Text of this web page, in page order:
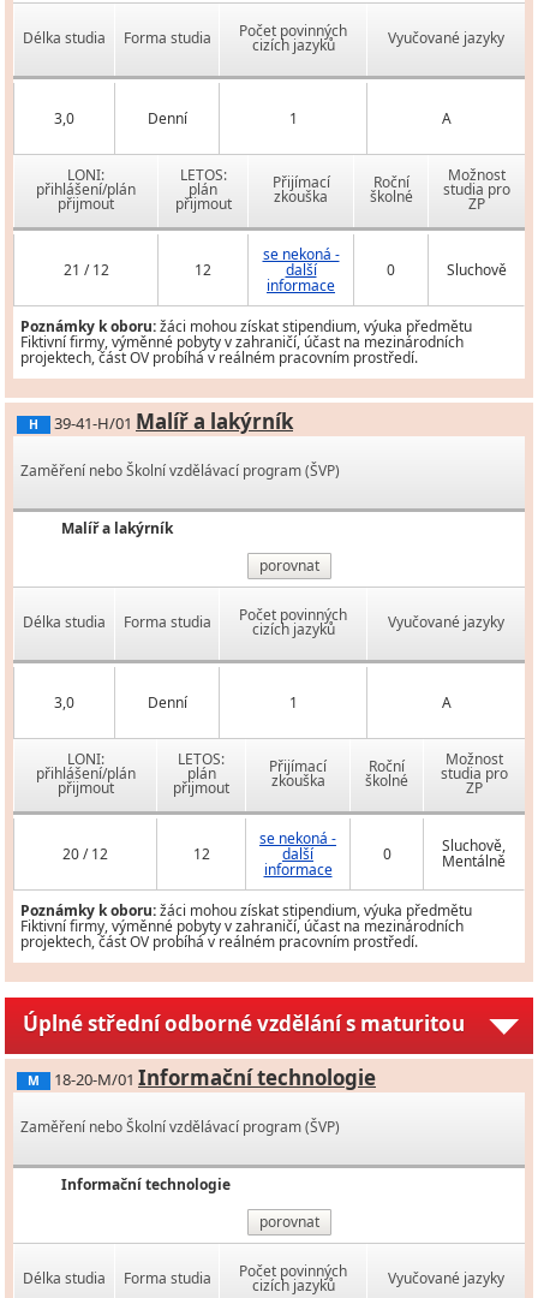
Délka studia Forma studia Počet povinných
cizích jazyků Vyučované jazyky
3,0 Denní 1 A
LONI:
přihlášení/plán
přijmout
LETOS:
plán
přijmout
Přijímací
zkouška
Roční
školné
Možnost
studia pro
ZP
21 / 12 12
se nekoná -
další
informace
0 Sluchově
Poznámky k oboru:žáci mohou získat stipendium, výuka předmětu
Fiktivní firmy, výměnné pobyty v zahraničí, účast na mezinárodních
projektech, část OV probíhá v reálném pracovním prostředí.
H 39-41-H/01 Malíř a lakýrník
Zaměření nebo Školní vzdělávací program (ŠVP)
Malíř a lakýrník
porovnat
Délka studia Forma studia Počet povinných
cizích jazyků Vyučované jazyky
3,0 Denní 1 A
LONI:
přihlášení/plán
přijmout
LETOS:
plán
přijmout
Přijímací
zkouška
Roční
školné
Možnost
studia pro
ZP
20 / 12 12
se nekoná -
další
informace
0 Sluchově,
Mentálně
Poznámky k oboru:žáci mohou získat stipendium, výuka předmětu
Fiktivní firmy, výměnné pobyty v zahraničí, účast na mezinárodních
projektech, část OV probíhá v reálném pracovním prostředí.
Úplné střední odborné vzdělání s maturitou
M 18-20-M/01 Informační technologie
Zaměření nebo Školní vzdělávací program (ŠVP)
Informační technologie
porovnat
Délka studia Forma studia Počet povinných
cizích jazyků Vyučované jazyky